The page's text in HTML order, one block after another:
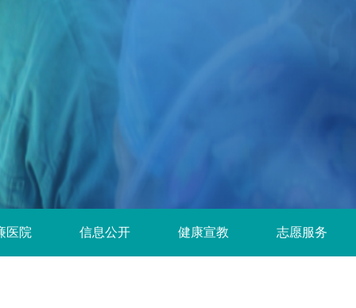
医院 信息公开 健康宣教 志愿服务